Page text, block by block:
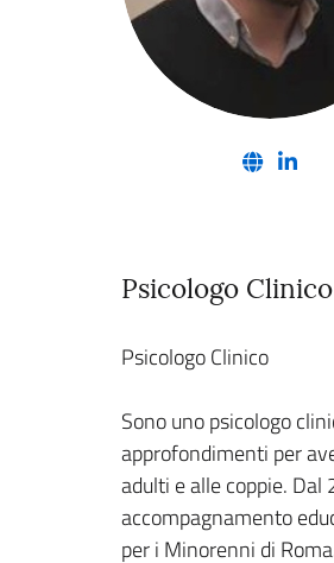
(nuova
Psicologo
Psicologo Clinico
Sono uno psicologo
approfondimenti per
adulti e alle coppie.
accompagnamento
per i Minorenni di